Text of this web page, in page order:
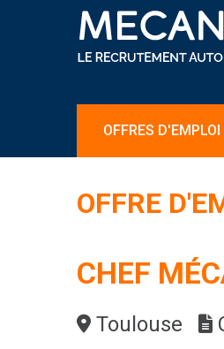
OFFRES D'EMPLOI
OFFRE
CHEF
Toulouse